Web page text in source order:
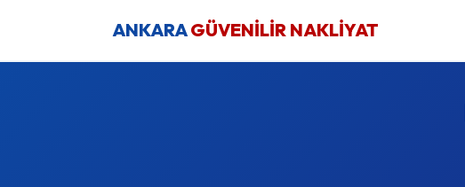
ANKARAGÜVENİLİR NAKLİYAT